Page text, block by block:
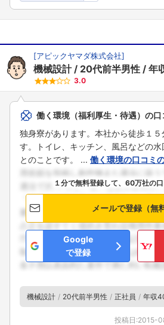
[アピックヤマダ株式会社]
機械設計 20代前半男性 年
3.0
働く環境（福利厚生・待遇）の口
独身寮があります。本社から徒歩１
す。トイレ、キッチン、風呂などの
とのことです。 ... 働く環境の口コミ
１分で無料登録して、60万社の
メールで登録（無
Google
で登録
機械設計 20代前半男性 正社員 年収
投稿日:2015-